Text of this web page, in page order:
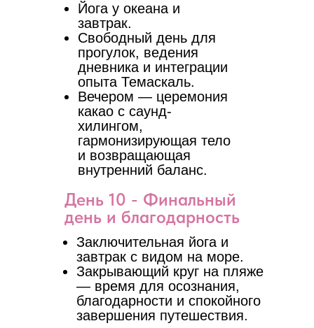
День 10 - Финальный
день и благодарность
Заключительная йога и
завтрак с видом на море.
Закрывающий круг на пляже
— время для осознания,
благодарности и спокойного
завершения путешествия.
Йога у океана и
завтрак.
Свободный день для
прогулок, ведения
дневника и интеграции
опыта Темаскаль.
Вечером — церемония
какао с саунд-
хилингом,
гармонизирующая тело
и возвращающая
внутренний баланс.